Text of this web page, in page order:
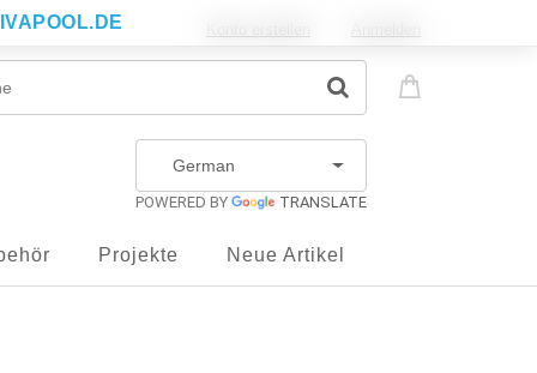
POWERED BY TRANSLATE
Projekte Neue Artikel